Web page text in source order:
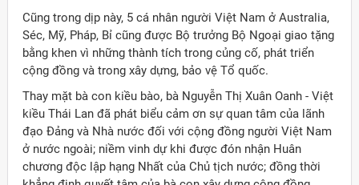
Cũng trong dịp này, 5 cá nhân người Việt Nam ở Australia,
Séc, Mỹ, Pháp, Bỉ cũng được Bộ trưởng Bộ Ngoại giao tặng
bằng khen vì những thành tích trong củng cố, phát triển
cộng đồng và trong xây dựng, bảo vệ Tổ quốc.
Thay mặt bà con kiều bào, bà Nguyễn Thị Xuân Oanh - Việt
kiều Thái Lan đã phát biểu cảm ơn sự quan tâm của lãnh
đạo Đảng và Nhà nước đối với cộng đồng người Việt Nam
ở nước ngoài; niềm vinh dự khi được đón nhận Huân
chương độc lập hạng Nhất của Chủ tịch nước; đồng thời